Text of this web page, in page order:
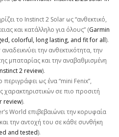
το Instinct 2 Solar ως “ανθεκτικό,
και κατάλληλο για όλους” (Garmin
colorful, long lasting, and fit for all).
την ανθεκτικότητα, την
μπαταρίας και την αναβαθμισμένη
2 review).
ως ένα “mini Fenix”,
σε πιο προσιτή
review).
World επιβεβαιώνει την κορυφαία
την αντοχή του σε κάθε συνθήκη
and tested).